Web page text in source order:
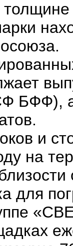
БФФ),
и
на
для